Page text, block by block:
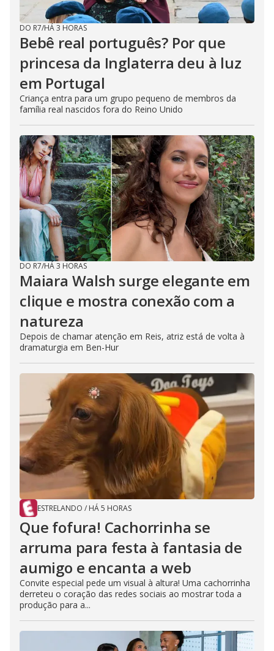
DO R7/HÁ 3 HORAS
Bebê real português? Por que
princesa da Inglaterra deu à luz
em Portugal
Criança entra para um grupo pequeno de membros da
família real nascidos fora do Reino Unido
DO R7/HÁ 3 HORAS
Maiara Walsh surge elegante em
clique e mostra conexão com a
natureza
Depois de chamar atenção em Reis, atriz está de volta à
dramaturgia em Ben-Hur
ESTRELANDO / HÁ 5 HORAS
Que fofura! Cachorrinha se
arruma para festa à fantasia de
aumigo e encanta a web
Convite especial pede um visual à altura! Uma cachorrinha
derreteu o coração das redes sociais ao mostrar toda a
produção para a...